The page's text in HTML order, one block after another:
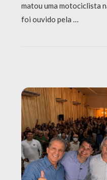
matou uma motociclista
foi ouvido pela …